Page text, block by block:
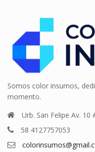
Somos color insumos,
momento.
Urb. San Felipe Av. 10
58 4127757053